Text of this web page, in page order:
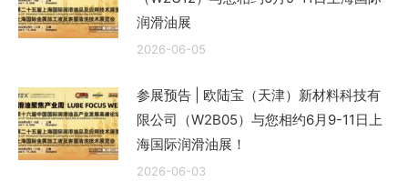
润滑油展
2026-06-05
参展预告 | 欧陆宝（天津）新材料科技有
限公司（W2B05）与您相约6月9-11日上
海国际润滑油展！
2026-06-03